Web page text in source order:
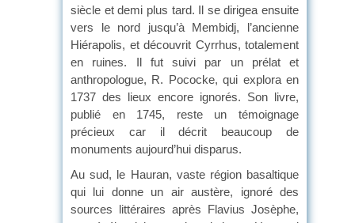
siècle et demi plus tard. Il se dirigea ensuite
vers le nord jusqu’à Membidj, l’ancienne
Hiérapolis, et découvrit Cyrrhus, totalement
en ruines. Il fut suivi par un prélat et
anthropologue, R. Pococke, qui explora en
1737 des lieux encore ignorés. Son livre,
publié en 1745, reste un témoignage
précieux car il décrit beaucoup de
monuments aujourd’hui disparus.
Au sud, le Hauran, vaste région basaltique
qui lui donne un air austère, ignoré des
sources littéraires après Flavius Josèphe,